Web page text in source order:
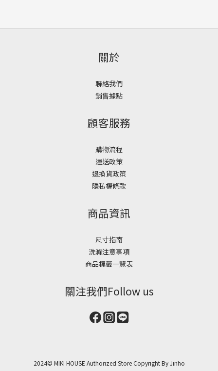
關於
聯絡我們
銷售據點
顧客服務
購物流程
運送政策
退換貨政策
隱私權條款
商品資訊
尺寸指南
洗滌注意事項
商品標籤一覽表
關注我們Follow us
2024© MIKI HOUSE Authorized Store Copyright By Jinho